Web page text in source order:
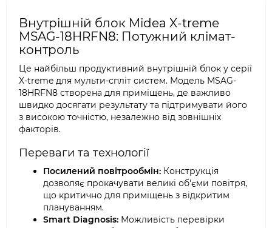
Внутрішній блок Midea X-treme
MSAG-18HRFN8: Потужний клімат-
контроль
Це найбільш продуктивний внутрішній блок у серії
X-treme для мульти-спліт систем. Модель MSAG-
18HRFN8 створена для приміщень, де важливо
швидко досягати результату та підтримувати його
з високою точністю, незалежно від зовнішніх
факторів.
Переваги та технології
Посилений повітрообмін: Конструкція
дозволяє прокачувати великі об'єми повітря,
що критично для приміщень з відкритим
плануванням.
Smart Diagnosis: Можливість перевірки